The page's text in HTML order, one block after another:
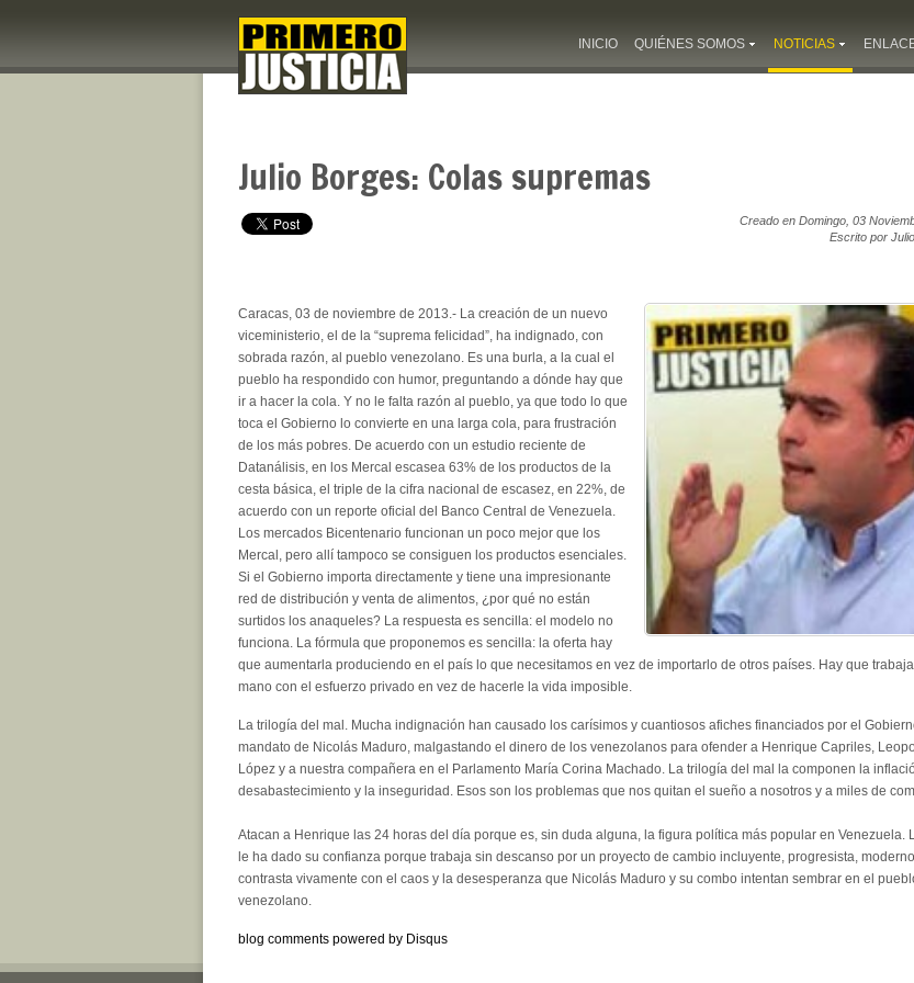
INICIO QUIÉNES SOMOS NOTICIAS
Julio Borges: Colas supremas
Creado en Domingo, 03
Escrito por
Caracas, 03 de noviembre de 2013.- La creación de un nuevo
viceministerio, el de la “suprema felicidad”, ha indignado, con
sobrada razón, al pueblo venezolano. Es una burla, a la cual el
pueblo ha respondido con humor, preguntando a dónde hay que
ir a hacer la cola. Y no le falta razón al pueblo, ya que todo lo que
toca el Gobierno lo convierte en una larga cola, para frustración
de los más pobres. De acuerdo con un estudio reciente de
Datanálisis, en los Mercal escasea 63% de los productos de la
cesta básica, el triple de la cifra nacional de escasez, en 22%, de
acuerdo con un reporte oficial del Banco Central de Venezuela.
Los mercados Bicentenario funcionan un poco mejor que los
Mercal, pero allí tampoco se consiguen los productos esenciales.
Si el Gobierno importa directamente y tiene una impresionante
red de distribución y venta de alimentos, ¿por qué no están
surtidos los anaqueles? La respuesta es sencilla: el modelo no
funciona. La fórmula que proponemos es sencilla: la oferta hay
que aumentarla produciendo en el país lo que necesitamos en vez de importarlo de otros países. Hay que
mano con el esfuerzo privado en vez de hacerle la vida imposible.
La trilogía del mal. Mucha indignación han causado los carísimos y cuantiosos afiches financiados por el
mandato de Nicolás Maduro, malgastando el dinero de los venezolanos para ofender a Henrique Capriles,
López y a nuestra compañera en el Parlamento María Corina Machado. La trilogía del mal la componen la
desabastecimiento y la inseguridad. Esos son los problemas que nos quitan el sueño a nosotros y a miles de
Atacan a Henrique las 24 horas del día porque es, sin duda alguna, la figura política más popular en Venezuela.
le ha dado su confianza porque trabaja sin descanso por un proyecto de cambio incluyente, progresista,
contrasta vivamente con el caos y la desesperanza que Nicolás Maduro y su combo intentan sembrar en el
venezolano.
blog comments powered by Disqus